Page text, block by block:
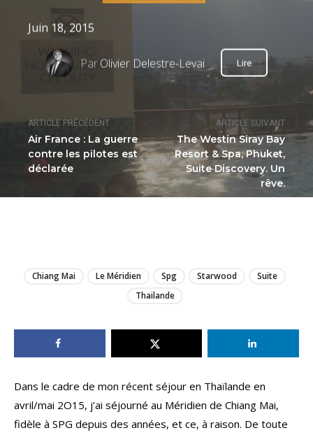
ARTICLE PRÉCÉDENT
Air France : La guerre
contre les pilotes est
déclarée
ARTICLE SUIVANT
The Westin Siray Bay
Resort & Spa, Phuket,
Suite Discovery. Un
rêve.
Juin 18, 2015
ParOlivier Delestre-Levai Lire
Chiang Mai Le Méridien Spg Starwood
Suite
Thailande
Dans le cadre de mon récent séjour en Thaïlande en
avril/mai 2O15, j’ai séjourné au Méridien de Chiang Mai,
fidèle à SPG depuis des années, et ce, à raison. De toute